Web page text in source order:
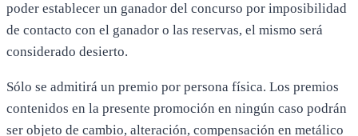
poder establecer un ganador del concurso por imposibilidad
de contacto con el ganador o las reservas, el mismo será
considerado desierto.
Sólo se admitirá un premio por persona física. Los premios
contenidos en la presente promoción en ningún caso podrán
ser objeto de cambio, alteración, compensación en metálico